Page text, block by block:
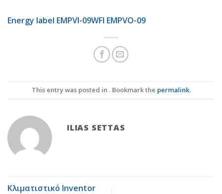
Energy label EMPVI-09WFI EMPVO-09
This entry was posted in . Bookmark the permalink.
ILIAS SETTAS
Κλιματιστικό Inventor